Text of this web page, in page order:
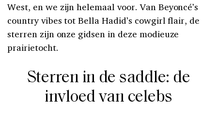
West, en we zijn helemaal voor. Van Beyoncé’s
country vibes tot Bella Hadid’s cowgirl flair, de
sterren zijn onze gidsen in deze modieuze
prairietocht.
Sterren in de saddle: de
invloed van celebs